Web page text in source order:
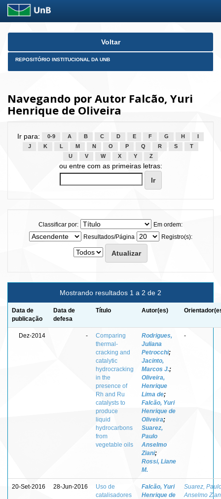
Skip
Voltar
REPOSITÓRIO INSTITUCIONAL DA UNB
Navegando por Autor Falcão, Yuri
Henrique de Oliveira
Ir para: 0-9 A B C D E F G H
J
K L M N O P Q R S
T
U
V W X Y Z
ou entre com as primeiras letras:
Classificar por:
Em ordem:
Resultados/Página
Registro(s):
Mostrando resultados 1 a 2 de 2
Data de
publicação
Data de
defesa
Título Autor(es)
Dez-2014 -
Comparing
thermal-
cracking and
catalytic
hydrocracking
in the
presence of
Rh and Ru
catalysts to
produce
liquid
hydrocarbons
from
vegetable oils
Rodrigues,
Juliana
Petrocchi;
Jacinto,
Marcos J.;
Oliveira,
Henrique
Lima de;
Falcão, Yuri
Henrique de
Oliveira;
Suarez,
Paulo
Anselmo
Ziani;
Rossi, Liane
M.
-
20-Set-2016 28-Jun-2016
Uso de
catalisadores
Falcão, Yuri
Henrique de
Suarez,
Anselmo